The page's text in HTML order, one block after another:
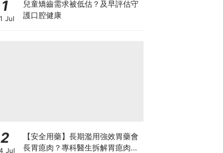
1
Jul
兒童矯齒需求被低估？及早評估守
護口腔健康
2
Jul
【安全用藥】長期濫用強效胃藥會
長胃瘜肉？專科醫生拆解胃瘜肉癌